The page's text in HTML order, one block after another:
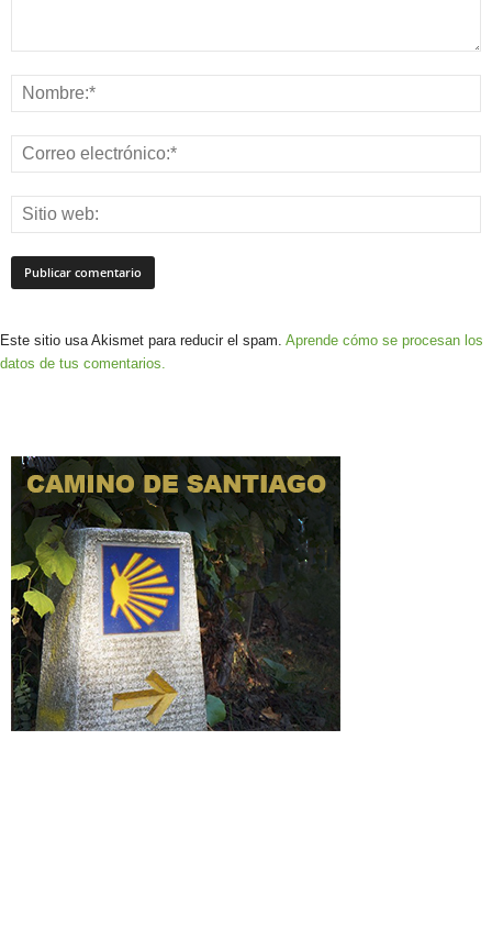
Este sitio usa Akismet para reducir el spam. Aprende cómo se procesan los
datos de tus comentarios.